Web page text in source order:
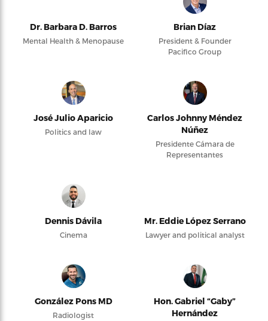
Dr. Barbara D. Barros
Mental Health & Menopause
Brian Díaz
President & Founder
Pacifico Group
José Julio Aparicio
Politics and law
Carlos Johnny Méndez
Núñez
Presidente Cámara de
Representantes
Dennis Dávila
Cinema
Mr. Eddie López Serrano
Lawyer and political analyst
González Pons MD
Radiologist
Hon. Gabriel “Gaby”
Hernández